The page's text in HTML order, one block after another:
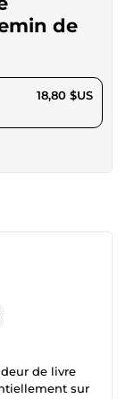
de
18,80 $US
de livre
sur